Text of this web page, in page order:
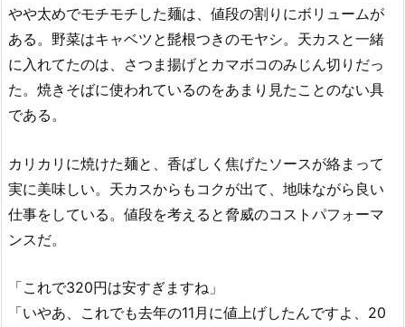
やや太めでモチモチした麺は、値段の割りにボリュームが
ある。野菜はキャベツと髭根つきのモヤシ。天カスと一緒
に入れてたのは、さつま揚げとカマボコのみじん切りだっ
た。焼きそばに使われているのをあまり見たことのない具
である。
カリカリに焼けた麺と、香ばしく焦げたソースが絡まって
実に美味しい。天カスからもコクが出て、地味ながら良い
仕事をしている。値段を考えると脅威のコストパフォーマ
ンスだ。
「これで320円は安すぎますね」
「いやあ、これでも去年の11月に値上げしたんですよ、20